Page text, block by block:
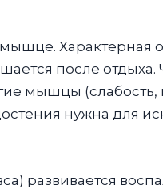
Характерная
после отдыха.
мышцы
нужна для
развивается